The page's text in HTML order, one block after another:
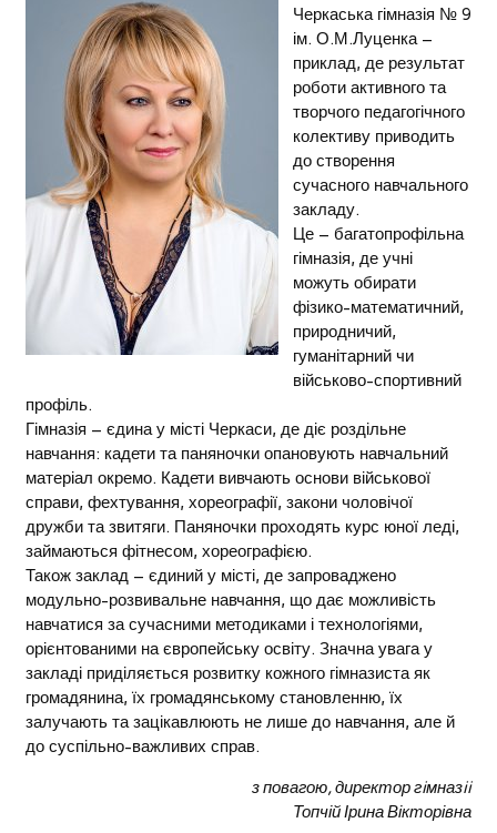
Черкаська гімназія № 9
ім. О.М.Луценка –
приклад, де результат
роботи активного та
творчого педагогічного
колективу приводить
до створення
сучасного навчального
закладу.
Це – багатопрофільна
гімназія, де учні
можуть обирати
фізико-математичний,
природничий,
гуманітарний чи
військово-спортивний
профіль.
Гімназія – єдина у місті Черкаси, де діє роздільне
навчання: кадети та паняночки опановують навчальний
матеріал окремо. Кадети вивчають основи військової
справи, фехтування, хореографії, закони чоловічої
дружби та звитяги. Паняночки проходять курс юної леді,
займаються фітнесом, хореографією.
Також заклад – єдиний у місті, де запроваджено
модульно-розвивальне навчання, що дає можливість
навчатися за сучасними методиками і технологіями,
орієнтованими на європейську освіту. Значна увага у
закладі приділяється розвитку кожного гімназиста як
громадянина, їх громадянському становленню, їх
залучають та зацікавлюють не лише до навчання, але й
до суспільно-важливих справ.
з повагою, директор гiмназii
Топчій Ірина Вікторівна